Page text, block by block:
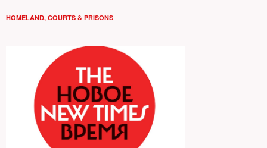
HOMELAND, COURTS & PRISONS